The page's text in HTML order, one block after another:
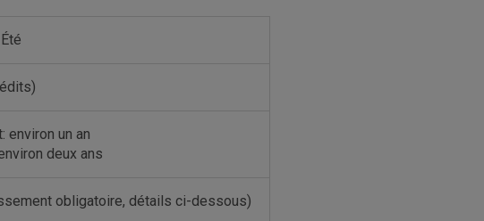
environ un an
deux ans
obligatoire, détails ci-dessous)